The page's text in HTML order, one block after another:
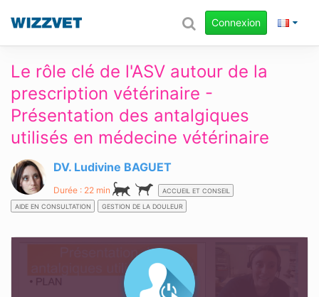
Connexion
Le rôle clé de l'ASV autour de la
prescription vétérinaire -
Présentation des antalgiques
utilisés en médecine vétérinaire
DV. Ludivine BAGUET
Durée : 22 min
ACCUEIL ET CONSEIL
AIDE EN CONSULTATION
GESTION DE LA DOULEUR